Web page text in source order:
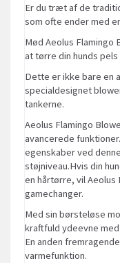
Er du træt af de
som ofte ender med
Mød Aeolus Flamingo
at tørre din hunds pels
Dette er ikke bare en
specialdesignet
tankerne.
Aeolus Flamingo
avancerede
egenskaber ved
støjniveau.Hvis din
en hårtørre, vil
gamechanger.
Med sin børsteløse
kraftfuld ydeevne
En anden
varmefunktion.